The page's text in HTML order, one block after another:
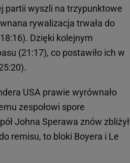
partii wyszli na trzypunktowe
rywalizacja trwała do
Dzięki kolejnym
(21:17), co postawiło ich w
USA prawie wyrównało
zespołowi spore
Johna Sperawa znów zbliżył
remisu, to bloki Boyera i Le